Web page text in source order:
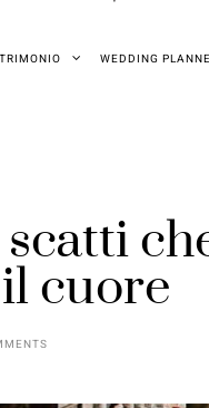
WEDDING
cuore